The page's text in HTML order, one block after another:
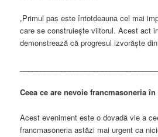
„Primul pas este întotdeauna cel mai
care se construiește viitorul. Acest act
demonstrează că progresul izvorăște din
Ceea ce are nevoie francmasoneria
Acest eveniment este o dovadă vie a
francmasoneria astăzi mai urgent ca